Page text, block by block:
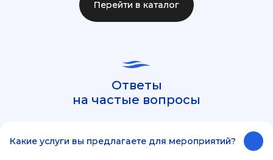
Перейти в каталог
Ответы
на частые вопросы
Какие услуги вы предлагаете для мероприятий?